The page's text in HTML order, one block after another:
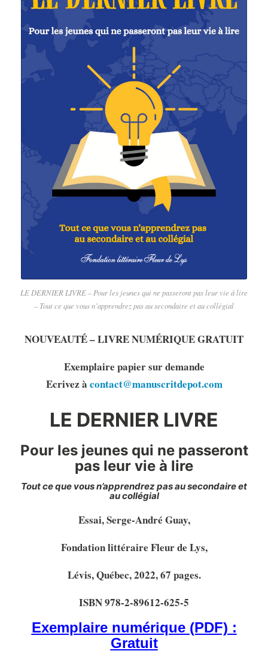
LE DERNIER LIVRE – Pour les jeunes qui ne passeront pas leur vie à lire
– Tout ce que vous n’apprendrez pas au secondaire et au collégial
NOUVEAUTÉ – LIVRE NUMÉRIQUE GRATUIT
Exemplaire papier sur demande
Ecrivez à contact@manuscritdepot.com
LE DERNIER LIVRE
Pour les jeunes qui ne passeront
pas leur vie à lire
Tout ce que vous n’apprendrez pas au secondaire et
au collégial
Essai, Serge-André Guay,
Fondation littéraire Fleur de Lys,
Lévis, Québec, 2022, 67 pages.
ISBN 978-2-89612-625-5
Exemplaire numérique (PDF) :
Gratuit